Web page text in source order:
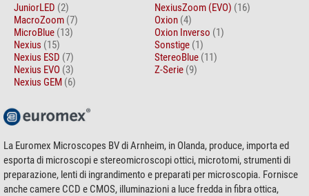
JuniorLED (2)
MacroZoom (7)
MicroBlue (13)
Nexius (15)
Nexius ESD (7)
Nexius EVO (3)
Nexius GEM (6)
NexiusZoom (EVO) (16)
Oxion (4)
Oxion Inverso (1)
Sonstige (1)
StereoBlue (11)
Z-Serie (9)
La Euromex Microscopes BV di Arnheim, in Olanda, produce, importa ed
esporta di microscopi e stereomicroscopi ottici, microtomi, strumenti di
preparazione, lenti di ingrandimento e preparati per microscopia. Fornisce
anche camere CCD e CMOS, illuminazioni a luce fredda in fibra ottica,